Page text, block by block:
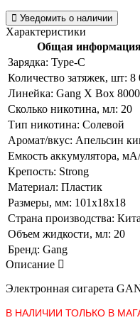
Уведомить о наличии
Характеристики
Общая
Зарядка: Type-C
Количество затяжек, шт: 8
Линейка: Gang X Box 8000
Сколько никотина, мл: 20
Тип никотина: Солевой
Аромат/вкус: Апельсин
Емкость аккумулятора,
Крепость: Strong
Материал: Пластик
Размеры, мм: 101х18х18
Страна производства:
Объем жидкости, мл: 20
Бренд: Gang
Описание
Электронная сигарета
В НАЛИЧИИ ТОЛЬКО В